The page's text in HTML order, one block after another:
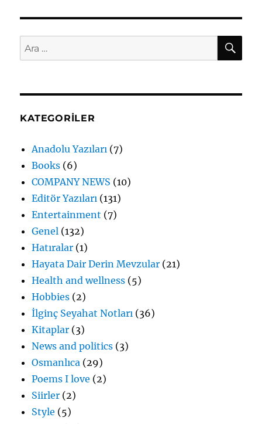
Ara:
KATEGORILER
Anadolu Yazıları (7)
Books (6)
COMPANY NEWS (10)
Editör Yazıları (131)
Entertainment (7)
Genel (132)
Hatıralar (1)
Hayata Dair Derin Mevzular (21)
Health and wellness (5)
Hobbies (2)
İlginç Seyahat Notları (36)
Kitaplar (3)
News and politics (3)
Osmanlıca (29)
Poems I love (2)
Siirler (2)
Style (5)